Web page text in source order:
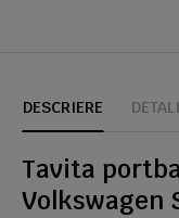
DESCRIERE
Tavita
Volkswagen